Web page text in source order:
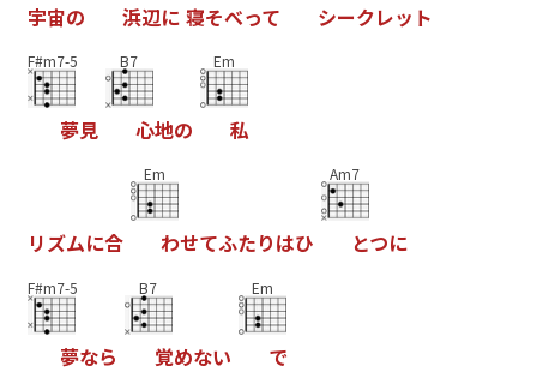
宇宙の 浜辺に 寝そべって シークレッ ト
F#m7-5
夢見
B7
心地の
Em
私
リズムに合
Em
わせてふたりはひ
Am7
とつに
F#m7-5
夢なら
B7
覚めない
Em
で